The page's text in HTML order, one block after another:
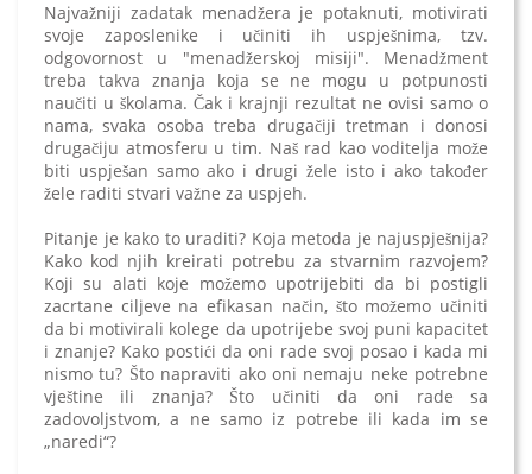
Najvažniji zadatak menadžera je potaknuti, motivirati
svoje zaposlenike i učiniti ih uspješnima, tzv.
odgovornost u "menadžerskoj misiji". Menadžment
treba takva znanja koja se ne mogu u potpunosti
naučiti u školama. Čak i krajnji rezultat ne ovisi samo o
nama, svaka osoba treba drugačiji tretman i donosi
drugačiju atmosferu u tim. Naš rad kao voditelja može
biti uspješan samo ako i drugi žele isto i ako također
žele raditi stvari važne za uspjeh.
Pitanje je kako to uraditi? Koja metoda je najuspješnija?
Kako kod njih kreirati potrebu za stvarnim razvojem?
Koji su alati koje možemo upotrijebiti da bi postigli
zacrtane ciljeve na efikasan način, što možemo učiniti
da bi motivirali kolege da upotrijebe svoj puni kapacitet
i znanje? Kako postići da oni rade svoj posao i kada mi
nismo tu? Što napraviti ako oni nemaju neke potrebne
vještine ili znanja? Što učiniti da oni rade sa
zadovoljstvom, a ne samo iz potrebe ili kada im se
„naredi“?